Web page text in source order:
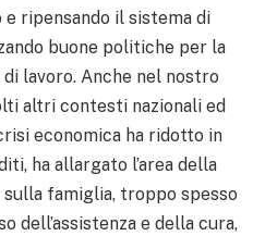
ripensando il sistema di
buone politiche per la
lavoro. Anche nel nostro
altri contesti nazionali ed
economica ha ridotto in
ha allargato l’area della
famiglia, troppo spesso
dell’assistenza e della cura,